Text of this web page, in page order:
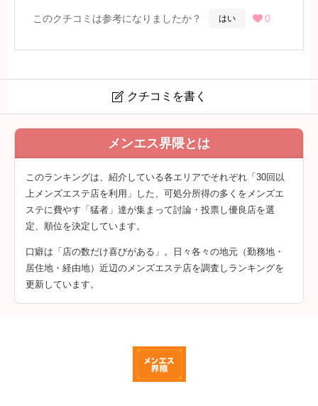
より大胆な施術を受けられる可能性があると考え
このクチコミは参考になりましたか？ はい  0
 クチコミを書く
桜井 しの (38)さん
メンエス界隈とは
このランキングは、紹介している各エリアでそれぞれ「30回以
上メンズエステ店を利用」した、可処分所得の多くをメンズエ
ステに費やす「猛者」達が集まって討論・投票し優良店を選
定、順位を決定しています。
口癖は「店の数だけ喜びがある」。日々各々の地元（勤務地・
居住地・経由地）近辺のメンズエステ店を調査しランキングを
更新しています。